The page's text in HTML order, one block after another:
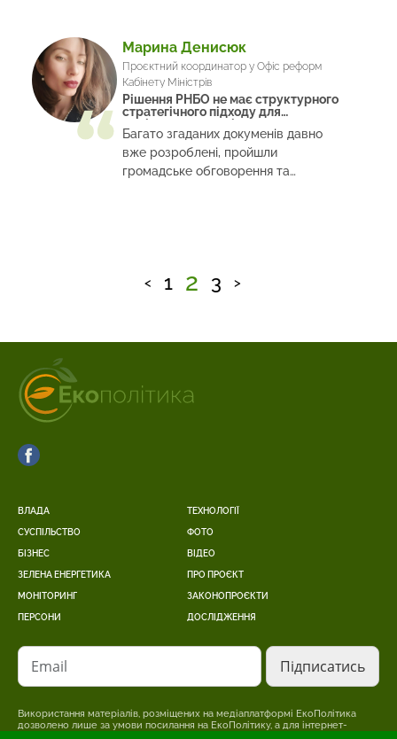
Марина Денисюк
Проєктний координатор у Офіс реформ
Кабінету Міністрів
Рішення РНБО не має структурного
стратегічного підходу для
вирішення екологічних питань
Багато згаданих докуменів давно
вже розроблені, пройшли
громадське обговорення та
< 1 2 3 >
ВЛАДА
СУСПІЛЬСТВО
БІЗНЕС
ЗЕЛЕНА ЕНЕРГЕТИКА
МОНІТОРИНГ
ПЕРСОНИ
ТЕХНОЛОГІЇ
ФОТО
ВІДЕО
ПРО ПРОЄКТ
ЗАКОНОПРОЄКТИ
ДОСЛІДЖЕННЯ
Email
Використання матеріалів, розміщених на медіаплатформі ЕкоПолітика
дозволено лише за умови посилання на ЕкоПолітику, а для інтернет-